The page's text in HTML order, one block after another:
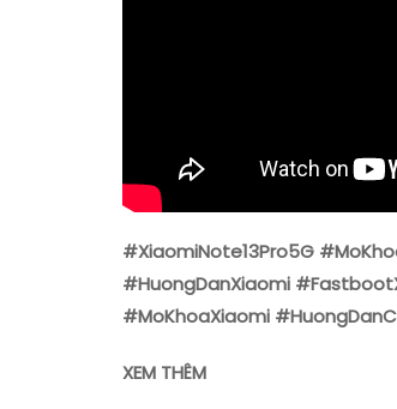
#XiaomiNote13Pro5G
#HuongDanXiaomi
#MoKhoaXiaomi
XEM THÊM